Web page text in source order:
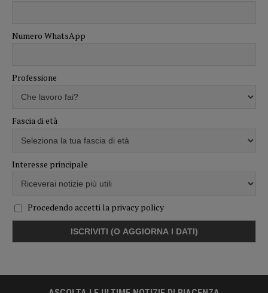
Numero WhatsApp
Professione
Fascia di età
Interesse principale
Procedendo accetti la privacy policy